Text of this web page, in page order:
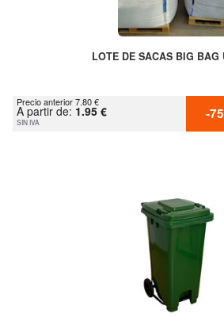
LOTE DE SACAS BIG BAG
Precio anterior 7.80 €
A partir de: 1.95 €
SIN IVA -